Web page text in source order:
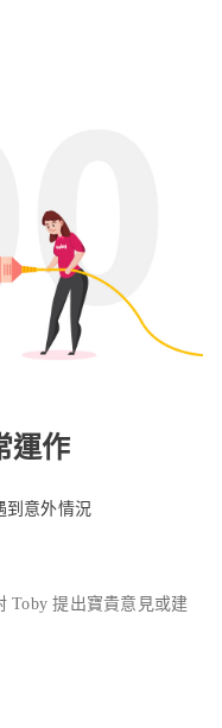
運作
到意外情況
Toby 提出寶貴意見或建